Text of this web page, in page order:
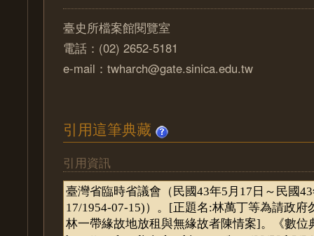
臺史所檔案館閱覽室
電話：(02) 2652-5181
e-mail：twharch@gate.sinica.edu.tw
引用這筆典藏
引用資訊